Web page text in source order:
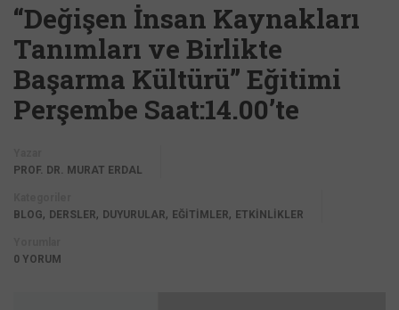
“Değişen İnsan Kaynakları
Tanımları ve Birlikte
Başarma Kültürü” Eğitimi
Perşembe Saat:14.00’te
PROF. DR. MURAT ERDAL
BLOG, DERSLER, DUYURULAR, EĞİTİMLER, ETKİNLİKLER
0 YORUM